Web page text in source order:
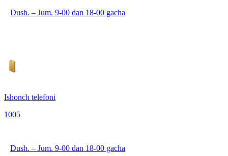
Dush. – Jum. 9-00 dan 18-00 gacha
Ishonch telefoni
1005
Dush. – Jum. 9-00 dan 18-00 gacha